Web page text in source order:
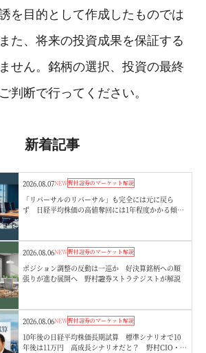
を目的として作成したものでは
た、将来の投資成果を保証する
せん。銘柄の選択、投資の最終
判断で行ってください。
新着記事
2026.08.07NEW野村證券のマーケット解説
「リバーサルのリバーサル」も完全には元に戻ら
ず 日経平均株価の高値奪回には1年程度かかる傾
2026.08.06NEW野村證券のマーケット解説
ポジション調整の反動は一巡か 好決算銘柄への順
張りが進む展開へ 野村證券ストラテジストが解説
2026.08.06NEW野村證券のマーケット解説
10年後の日経平均株価長期試算 標準シナリオで10
年後は11万円 高成長シナリオだと？ 野村CIO・宮